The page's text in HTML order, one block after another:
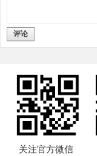
评论
关注官方微信